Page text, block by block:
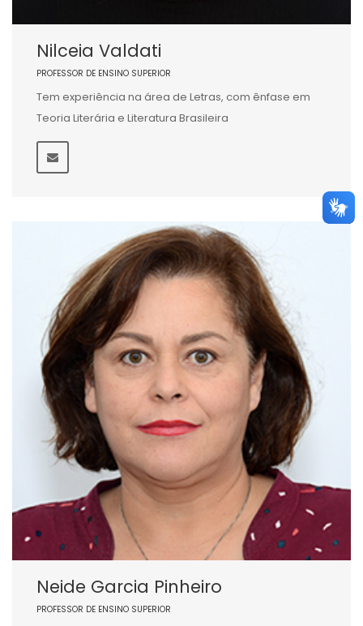
Nilceia Valdati
PROFESSOR DE ENSINO SUPERIOR
Tem experiência na área de Letras, com ênfase em
Teoria Literária e Literatura Brasileira
Neide Garcia Pinheiro
PROFESSOR DE ENSINO SUPERIOR